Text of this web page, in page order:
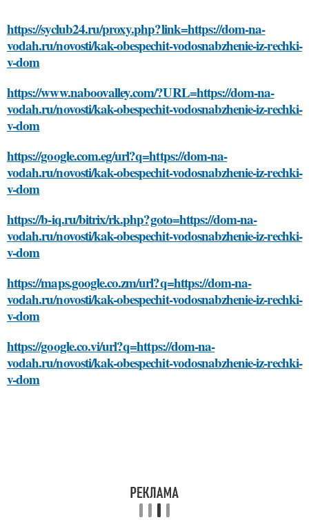
https://syclub24.ru/proxy.php?link=https://dom-na-
vodah.ru/novosti/kak-obespechit-vodosnabzhenie-iz-rechki-
v-dom
https://www.naboovalley.com/?URL=https://dom-na-
vodah.ru/novosti/kak-obespechit-vodosnabzhenie-iz-rechki-
v-dom
https://google.com.eg/url?q=https://dom-na-
vodah.ru/novosti/kak-obespechit-vodosnabzhenie-iz-rechki-
v-dom
https://b-iq.ru/bitrix/rk.php?goto=https://dom-na-
vodah.ru/novosti/kak-obespechit-vodosnabzhenie-iz-rechki-
v-dom
https://maps.google.co.zm/url?q=https://dom-na-
vodah.ru/novosti/kak-obespechit-vodosnabzhenie-iz-rechki-
v-dom
https://google.co.vi/url?q=https://dom-na-
vodah.ru/novosti/kak-obespechit-vodosnabzhenie-iz-rechki-
v-dom